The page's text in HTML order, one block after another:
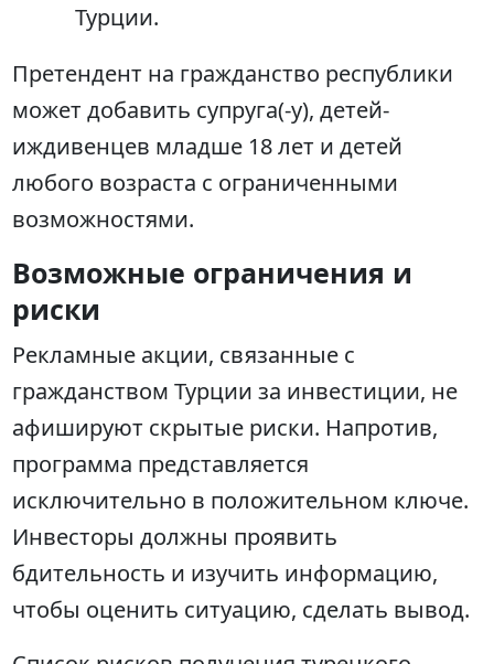
Турции.
Претендент на гражданство республики
может добавить супруга(-у), детей-
иждивенцев младше 18 лет и детей
любого возраста с ограниченными
возможностями.
Возможные ограничения и
риски
Рекламные акции, связанные с
гражданством Турции за инвестиции, не
афишируют скрытые риски. Напротив,
программа представляется
исключительно в положительном ключе.
Инвесторы должны проявить
бдительность и изучить информацию,
чтобы оценить ситуацию, сделать вывод.